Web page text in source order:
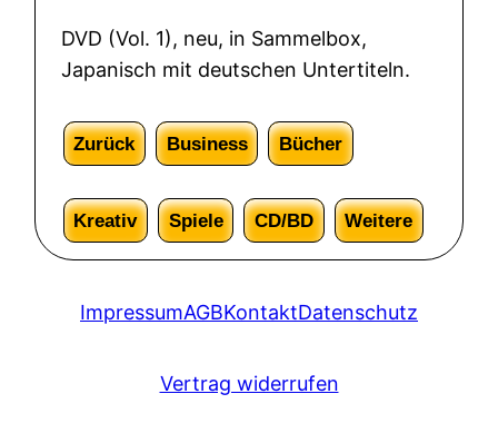
V
D
M
e
n
g
e
DVD (Vol. 1), neu, in Sammelbox,
Japanisch mit deutschen Untertiteln.
Zurück Business Bücher
Kreativ Spiele CD/BD Weitere
ImpressumAGBKontaktDatenschutz
Vertrag widerrufen